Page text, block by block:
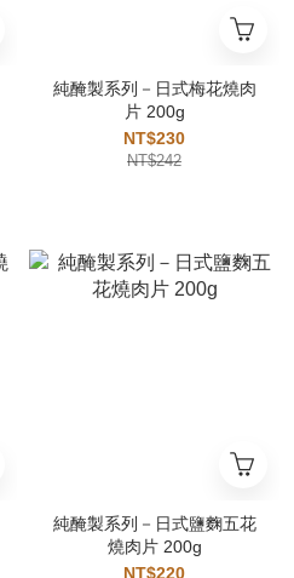
純醃製系列－日式梅花燒肉
片 200g
NT$230
NT$242
純醃製系列－日式鹽麴五花
燒肉片 200g
NT$220